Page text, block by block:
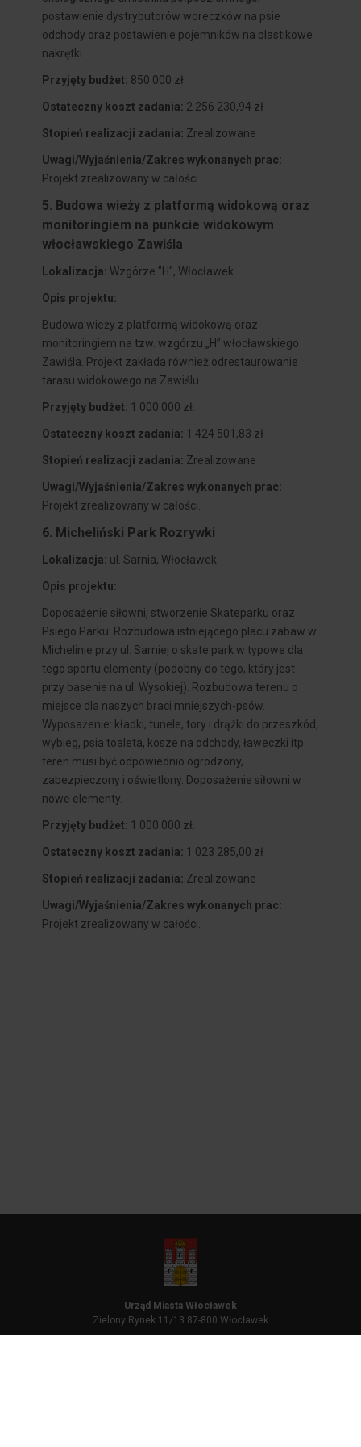
postawienie dystrybutorów woreczków na psie
odchody oraz postawienie pojemników na plastikowe
nakrętki.
Przyjęty budżet: 850 000 zł
Ostateczny koszt zadania: 2 256 230,94 zł
Stopień realizacji zadania: Zrealizowane
Uwagi/Wyjaśnienia/Zakres wykonanych prac:
Projekt zrealizowany w całości.
5. Budowa wieży z platformą widokową oraz
monitoringiem na punkcie widokowym
włocławskiego Zawiśla
Lokalizacja: Wzgórze "H", Włocławek
Opis projektu:
Budowa wieży z platformą widokową oraz
monitoringiem na tzw. wzgórzu „H” włocławskiego
Zawiśla. Projekt zakłada również odrestaurowanie
tarasu widokowego na Zawiślu.
Przyjęty budżet: 1 000 000 zł.
Ostateczny koszt zadania: 1 424 501,83 zł
Stopień realizacji zadania: Zrealizowane
Uwagi/Wyjaśnienia/Zakres wykonanych prac:
Projekt zrealizowany w całości.
6. Micheliński Park Rozrywki
Lokalizacja: ul. Sarnia, Włocławek
Opis projektu:
Doposażenie siłowni, stworzenie Skateparku oraz
Psiego Parku. Rozbudowa istniejącego placu zabaw w
Michelinie przy ul. Sarniej o skate park w typowe dla
tego sportu elementy (podobny do tego, który jest
przy basenie na ul. Wysokiej). Rozbudowa terenu o
miejsce dla naszych braci mniejszych-psów.
Wyposażenie: kładki, tunele, tory i drążki do przeszkód,
wybieg, psia toaleta, kosze na odchody, ławeczki itp.
teren musi być odpowiednio ogrodzony,
zabezpieczony i oświetlony. Doposażenie siłowni w
nowe elementy.
Przyjęty budżet: 1 000 000 zł.
Ostateczny koszt zadania: 1 023 285,00 zł
Stopień realizacji zadania: Zrealizowane
Uwagi/Wyjaśnienia/Zakres wykonanych prac:
Projekt zrealizowany w całości.
Urząd Miasta Włocławek
Zielony Rynek 11/13 87-800 Włocławek
Marketingowe
spersonalizowanych treści i reklam.
_fbp— Plik cookie Facebooka. Zbiera
strony w celu wyświetlania dopasowanych
reklam na platformie Facebook.
ZAPISZ USTAWIENIA